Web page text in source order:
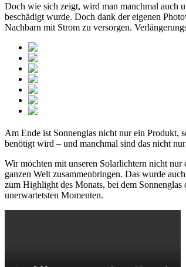
Doch wie sich zeigt, wird man manchmal auch
beschädigt wurde. Doch dank der eigenen
Nachbarn mit Strom zu versorgen.
Am Ende ist Sonnenglas nicht nur ein Produkt,
benötigt wird – und manchmal sind das nicht
Wir möchten mit unseren Solarlichtern nicht nur
ganzen Welt zusammenbringen. Das wurde
zum Highlight des Monats, bei dem
unerwartetsten Momenten.